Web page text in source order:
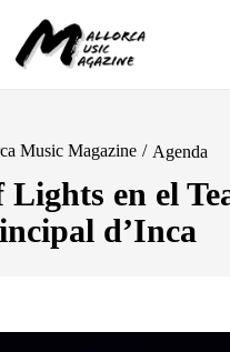
Music Magazine / Agenda
Lights en el
d’Inca